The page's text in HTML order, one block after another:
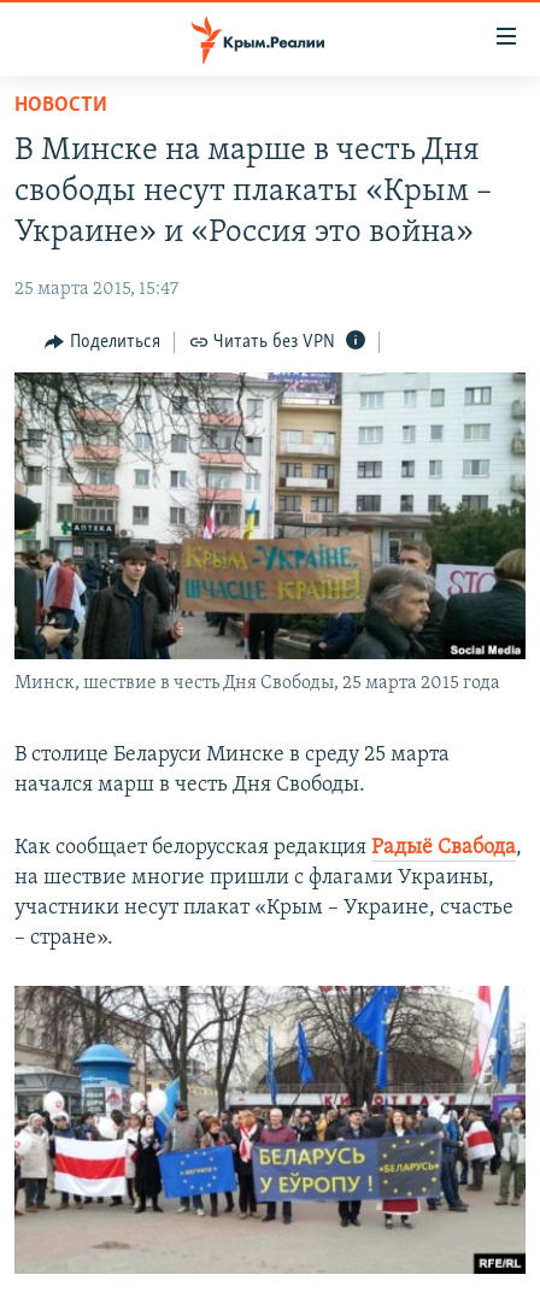
Вернуться
основному
содержанию
Вернутся
главной
навигации
Вернутся
поиску
СПЕЦПРОЕКТЫ
11 ЛЕТ ОККУПАЦИИ КРЫМА. 11 ИСТОРИЙ СОПРОТИВЛЕНИЯ
ВОДА
ЕЩЕ
ИНТЕРАКТИВ
ИНФОГРАФИКА
ТЕЛЕПРОЕКТ КРЫМ.РЕАЛИИ
СОВЕТЫ ПРАВОЗАЩИТНИКОВ
ПРОПАВШИЕ БЕЗ ВЕСТИ
ПОБЕДИТЕЛЕЙ НЕ СУДЯТ?
КРЫМ.НЕПОКОРЕННЫЙ
ELIFBE
УКРАИНСКАЯ ПРОБЛЕМА КРЫМА
РАДІО СВОБОДА
КАК ОБОЙТИ БЛОКИРОВКУ
Українською
Qırımtatar
ПРИСОЕДИНЯЙТЕСЬ!
НОВОСТИ
В Минске на марше в честь Дня
свободы несут плакаты «Крым –
Украине» и «Россия это война»
25 марта 2015, 15:47
Поделиться Читать без VPN
Минск, шествие в честь Дня Свободы, 25 марта 2015 года
В столице Беларуси Минске в среду 25 марта
начался марш в честь Дня Свободы.
Как сообщает белорусская редакция Радыё Свабода,
на шествие многие пришли с флагами Украины,
участники несут плакат «Крым – Украине, счастье
– стране».